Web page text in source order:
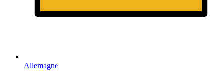
Allemagne